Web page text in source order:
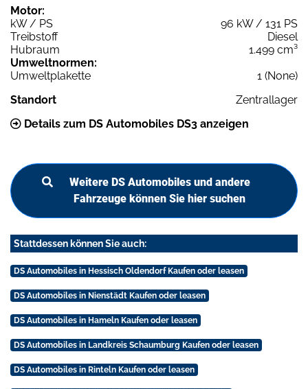
Motor:
kW / PS
96 kW / 131 PS
Treibstoff
Diesel
Hubraum
1.499 cm³
Umweltnormen:
Umweltplakette
1 (None)
Standort
Zentrallager
Details zum DS Automobiles DS3 anzeigen
Weitere DS Automobiles und andere
Fahrzeuge können Sie hier suchen
Stattdessen können Sie auch:
DS Automobiles in Hessisch Oldendorf Kaufen oder leasen
DS Automobiles in Nienstädt Kaufen oder leasen
DS Automobiles in Hameln Kaufen oder leasen
DS Automobiles in Landkreis Schaumburg Kaufen oder leasen
DS Automobiles in Rinteln Kaufen oder leasen